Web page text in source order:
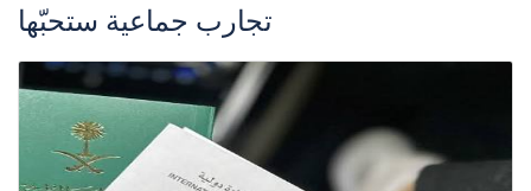
تجارب جماعية ستحبّها